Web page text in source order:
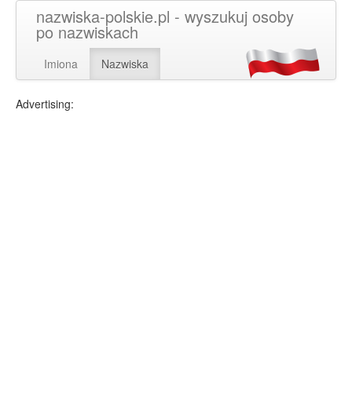
nazwiska-polskie.pl - wyszukuj osoby
po nazwiskach
Imiona Nazwiska
Advertising: